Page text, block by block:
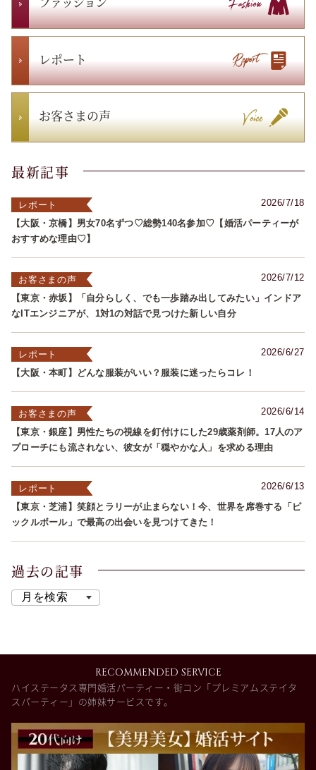
レポート
お客さまの声
最新記事
2026/7/18
レポート
【大阪・京橋】男女70名ずつ♡総勢140名参加♡【婚活パーティーが
おすすめな理由♡】
2026/7/12
お客さまの声
【東京・赤坂】「自分らしく、でも一歩踏み出してみたい」インドア
なITエンジニアが、1対1の対話で見つけた新しい自分
2026/6/27
レポート
【大阪・本町】どんな服装がいい？服装に迷ったらコレ！
2026/6/14
お客さまの声
【東京・銀座】男性たちの視線を釘付けにした29歳薬剤師。17人のア
プローチにも流されない、彼女が「穏やかな人」を求める理由
2026/6/13
レポート
【東京・芝浦】笑顔とラリーが止まらない！今、世界を席巻する「ピ
ックルボール」で最高の出会いを見つけてきた！
過去の記事
RECOMMENDED SERVICE
ハイステータス専門婚活パーティー・街コン「プレミアムステイタ
スパーティー」の姉妹サービスです。